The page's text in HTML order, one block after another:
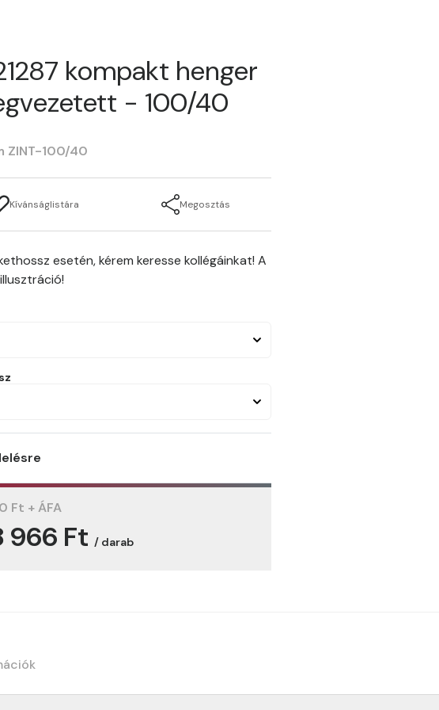
kompakt henger
- 100/40
ZINT-100/40
Kívánságlistára Megosztás
esetén, kérem keresse kollégáinkat! A
Ft + ÁFA
966 Ft / darab